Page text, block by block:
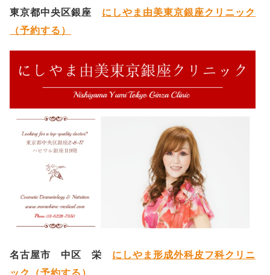
東京都中央区銀座 にしやま由美東京銀座クリニック
（予約する）
名古屋市 中区 栄 にしやま形成外科皮フ科クリニ
ック（予約する）